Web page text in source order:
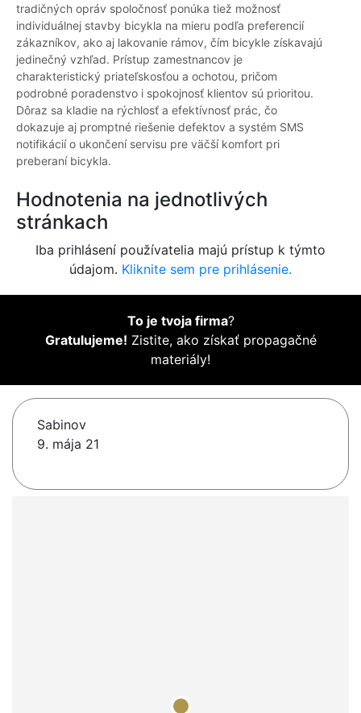
tradičných opráv spoločnosť ponúka tiež možnosť
individuálnej stavby bicykla na mieru podľa preferencií
zákazníkov, ako aj lakovanie rámov, čím bicykle získavajú
jedinečný vzhľad. Prístup zamestnancov je
charakteristický priateľskosťou a ochotou, pričom
podrobné poradenstvo i spokojnosť klientov sú prioritou.
Dôraz sa kladie na rýchlosť a efektívnosť prác, čo
dokazuje aj promptné riešenie defektov a systém SMS
notifikácií o ukončení servisu pre väčší komfort pri
preberaní bicykla.
Hodnotenia na jednotlivých
stránkach
Iba prihlásení používatelia majú prístup k týmto
údajom. Kliknite sem pre prihlásenie.
To je tvoja firma?
Gratulujeme! Zistite, ako získať propagačné
materiály!
Sabinov
9. mája 21